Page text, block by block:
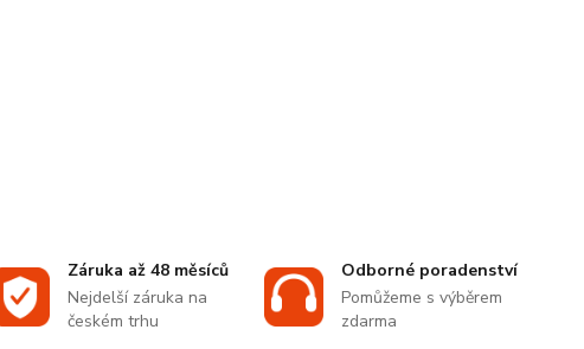
Záruka až 48 měsíců
Nejdelší záruka na
českém trhu
Odborné poradenství
Pomůžeme s výběrem
zdarma